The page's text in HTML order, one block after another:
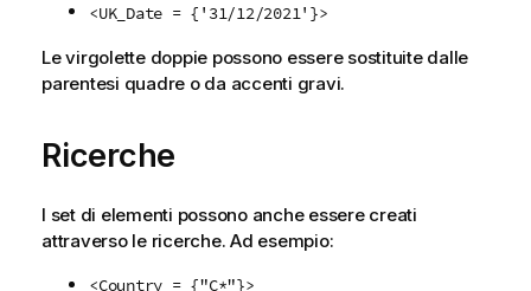
<UK_Date = {'31/12/2021'}>
Le virgolette doppie possono essere sostituite dalle
parentesi quadre o da accenti gravi.
Ricerche
I set di elementi possono anche essere creati
attraverso le ricerche. Ad esempio:
<Country = {"C*"}>